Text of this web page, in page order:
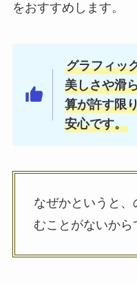
をおすすめします。
グラフィッ
美しさや滑
算が許す限
安心です。
なぜかというと
むことがないから